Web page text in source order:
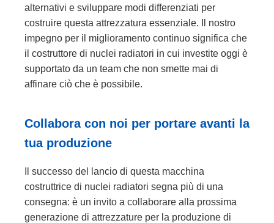
alternativi e sviluppare modi differenziati per
costruire questa attrezzatura essenziale. Il nostro
impegno per il miglioramento continuo significa che
il costruttore di nuclei radiatori in cui investite oggi è
supportato da un team che non smette mai di
affinare ciò che è possibile.
Collabora con noi per portare avanti la
tua produzione
Il successo del lancio di questa macchina
costruttrice di nuclei radiatori segna più di una
consegna: è un invito a collaborare alla prossima
generazione di attrezzature per la produzione di